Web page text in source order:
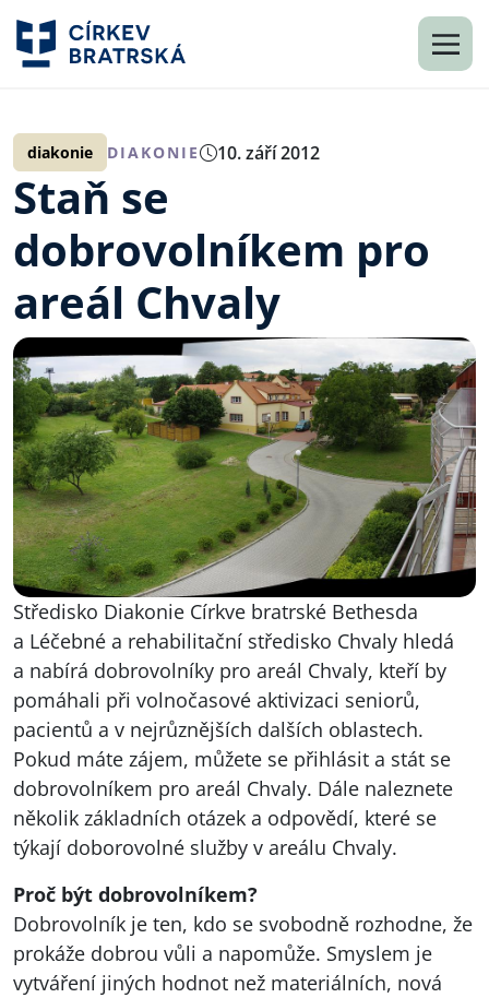
diakonie DIAKONIE 10. září 2012
Staň se
dobrovolníkem pro
areál Chvaly
Středisko Diakonie Církve bratrské Bethesda
a Léčebné a rehabilitační středisko Chvaly hledá
a nabírá dobrovolníky pro areál Chvaly, kteří by
pomáhali při volnočasové aktivizaci seniorů,
pacientů a v nejrůznějších dalších oblastech.
Pokud máte zájem, můžete se přihlásit a stát se
dobrovolníkem pro areál Chvaly. Dále naleznete
několik základních otázek a odpovědí, které se
týkají doborovolné služby v areálu Chvaly.
Proč být dobrovolníkem?
Dobrovolník je ten, kdo se svobodně rozhodne, že
prokáže dobrou vůli a napomůže. Smyslem je
vytváření jiných hodnot než materiálních, nová